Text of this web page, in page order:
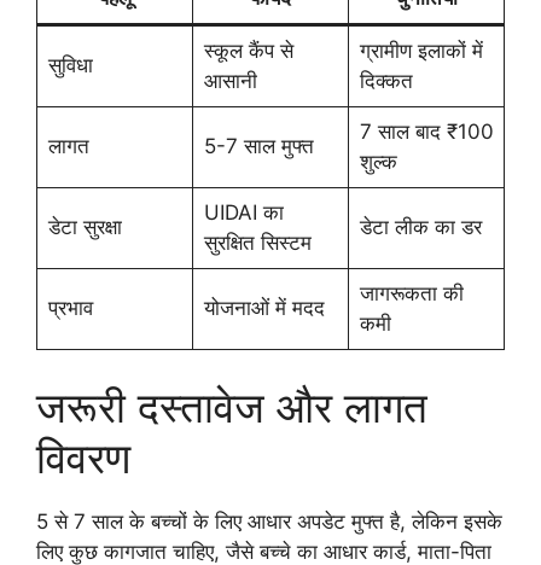
सुविधा
स्कूल कैंप से
आसानी
ग्रामीण इलाकों में
दिक्कत
लागत 5-7 साल मुफ्त
7 साल बाद ₹100
शुल्क
डेटा सुरक्षा
UIDAI का
सुरक्षित सिस्टम
डेटा लीक का डर
प्रभाव योजनाओं में मदद
जागरूकता की
कमी
जरूरी दस्तावेज और लागत
विवरण
5 से 7 साल के बच्चों के लिए आधार अपडेट मुफ्त है, लेकिन इसके
लिए कुछ कागजात चाहिए, जैसे बच्चे का आधार कार्ड, माता-पिता